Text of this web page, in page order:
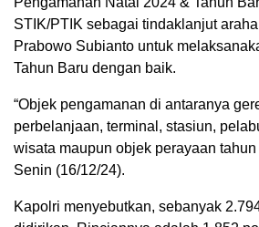
STIK/PTIK sebagai tindaklanjut
Prabowo Subianto untuk
Tahun Baru dengan baik.
“Objek pengamanan di antaranya
perbelanjaan, terminal, stasiun,
wisata maupun objek perayaan tahun
Senin (16/12/24).
Kapolri menyebutkan, sebanyak